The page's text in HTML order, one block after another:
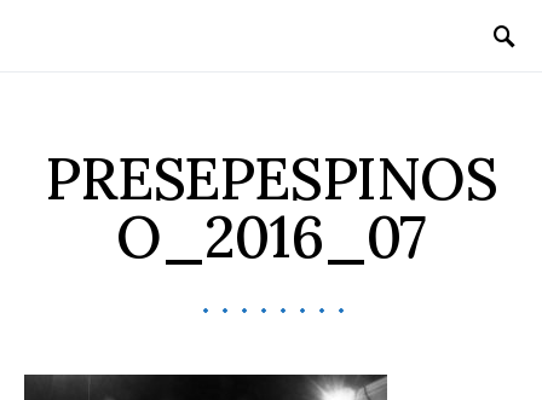
PRESEPESPINOS
O_2016_07